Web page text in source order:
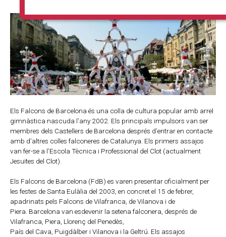
Els Falcons de Barcelona és una colla de cultura popular amb arrel
gimnàstica nascuda l’any 2002. Els principals impulsors van ser
membres dels Castellers de Barcelona després d’entrar en contacte
amb d’altres colles falconeres de Catalunya. Els primers assajos
van fer-se a l’Escola Tècnica i Professional del Clot (actualment
Jesuïtes del Clot).
Els Falcons de Barcelona (FdB) es varen presentar oficialment per
les festes de Santa Eulàlia del 2003, en concret el 15 de febrer,
apadrinats pels Falcons de Vilafranca, de Vilanova i de
Piera. Barcelona van esdevenir la setena falconera, després de
Vilafranca, Piera, Llorenç del Penedès,
País del Cava, Puigdàlber i Vilanova i la Geltrú. Els assajos